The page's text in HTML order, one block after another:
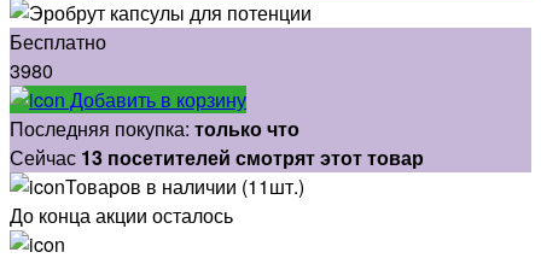
Бесплатно
3980
Добавить в корзину
Последняя покупка: только что
Сейчас 13 посетителей смотрят этот товар
Товаров в наличии (11шт.)
До конца акции осталось